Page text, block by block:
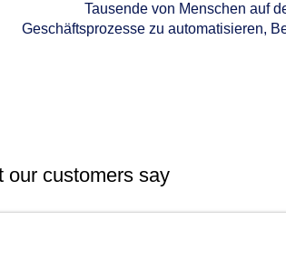
Tausende von Menschen auf
Geschäftsprozesse zu automatisieren,
our customers say